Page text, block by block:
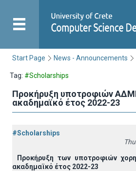
Start Page News - Announcements
Tag: #Scholarships
Προκήρυξη υποτροφιών
ακαδημαϊκό έτος 2022-23
#Scholarships
Προκήρυξη των υποτροφιών
ακαδημαϊκό έτος 2022-23